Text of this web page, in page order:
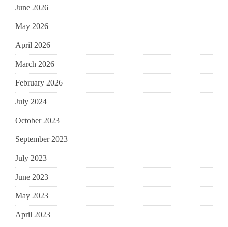
June 2026
May 2026
April 2026
March 2026
February 2026
July 2024
October 2023
September 2023
July 2023
June 2023
May 2023
April 2023